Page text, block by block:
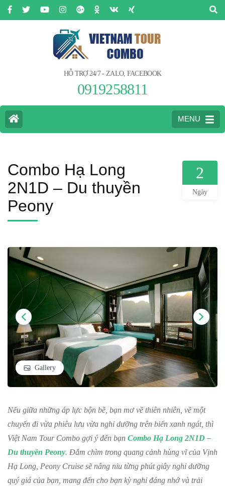
HỖ TRỢ 24/7 - ZALO, FACEBOOK
0919258811
MENU
Combo Hạ Long
2N1D – Du thuyền
Peony
2
Ngày
Gallery
Nếu giữa những áp lực bộn bề, bạn mơ về thiên nhiên, về một
chuyến đi vừa phiêu lưu vừa nghỉ dưỡng trên biển xanh ngát, thì
Việt Nam Tour Combo gợi ý đến bạn Combo Hạ Long 2N1D –
Du thuyền Peony. Đắm chìm trong quang cảnh hùng vĩ của Vịnh
Hạ Long, Peony Cruise sẽ nâng niu từng phút giây nghỉ dưỡng
quý giá của bạn, mang đến cho bạn kỳ nghỉ đáng nhớ và trải